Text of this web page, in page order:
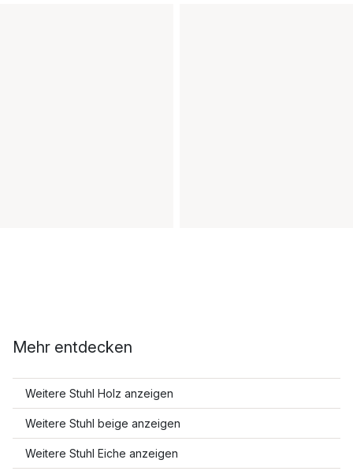
Mehr entdecken
Weitere Stuhl Holz anzeigen
Weitere Stuhl beige anzeigen
Weitere Stuhl Eiche anzeigen